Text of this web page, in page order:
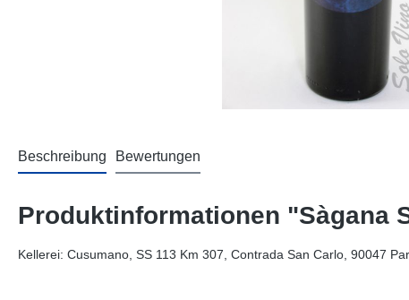
Beschreibung Bewertungen
Produktinformationen "Sàgana
Kellerei: Cusumano, SS 113 Km 307, Contrada San Carlo, 90047